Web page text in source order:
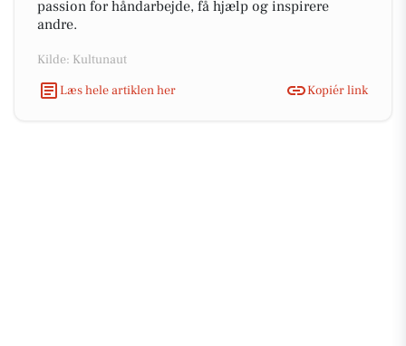
passion for håndarbejde, få hjælp og inspirere
andre.
Kilde: Kultunaut
Læs hele artiklen her
Kopiér link